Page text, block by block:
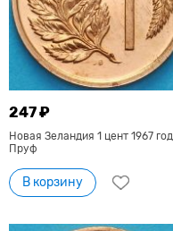
247 ₽
Новая Зеландия 1 цент 1967 год.
Пруф
В корзину